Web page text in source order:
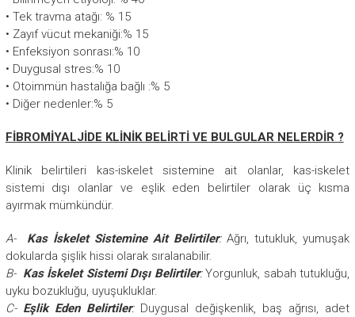
• Tek travma atağı: % 15
• Zayıf vücut mekaniği:% 15
• Enfeksiyon sonrası:% 10
• Duygusal stres:% 10
• Otoimmün hastalığa bağlı :% 5
• Diğer nedenler:% 5
FİBROMİYALJİDE KLİNİK BELİRTİ VE BULGULAR NELERDİR ?
Klinik belirtileri kas-iskelet sistemine ait olanlar, kas-iskelet
sistemi dışı olanlar ve eşlik eden belirtiler olarak üç kısma
ayırmak mümkündür.
A- Kas İskelet Sistemine Ait Belirtiler:Ağrı, tutukluk, yumuşak
dokularda şişlik hissi olarak sıralanabilir.
B- Kas İskelet Sistemi Dışı Belirtiler:Yorgunluk, sabah tutukluğu,
uyku bozukluğu, uyuşukluklar.
C- Eşlik Eden Belirtiler: Duygusal değişkenlik, baş ağrısı, adet